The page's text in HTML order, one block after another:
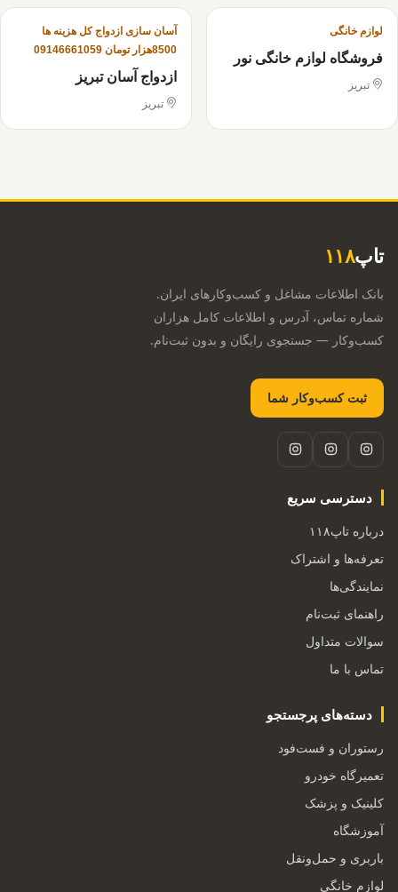
لوازم خانگی
فروشگاه لوازم خانگی نور
تبریز
آسان سازی ازدواج کل هزینه ها
8500هزار تومان 09146661059
ازدواج آسان تبریز
تبریز
تاپ۱۱۸
بانک اطلاعات مشاغل و کسب‌وکارهای ایران.
شماره تماس، آدرس و اطلاعات کامل هزاران
کسب‌وکار — جستجوی رایگان و بدون ثبت‌نام.
ثبت کسب‌وکار شما
دسترسی سریع
درباره تاپ۱۱۸
تعرفه‌ها و اشتراک
نمایندگی‌ها
راهنمای ثبت‌نام
سوالات متداول
تماس با ما
دسته‌های پرجستجو
رستوران و فست‌فود
تعمیرگاه خودرو
کلینیک و پزشک
آموزشگاه
باربری و حمل‌ونقل
لوازم خانگی